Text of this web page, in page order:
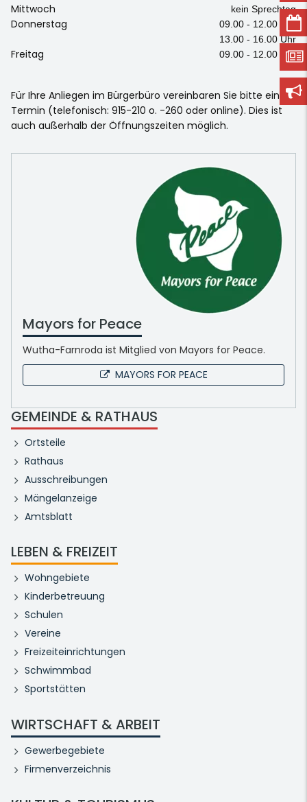
Mittwoch kein Sprechtag
Donnerstag
09.00 - 12.00 Uhr
13.00 - 16.00 Uhr
Freitag 09.00 - 12.00 Uhr
Für Ihre Anliegen im Bürgerbüro vereinbaren Sie bitte einen
Termin (telefonisch: 915-210 o. -260 oder online). Dies ist
auch außerhalb der Öffnungszeiten möglich.
Mayors for Peace
Wutha-Farnroda ist Mitglied von Mayors for Peace.
MAYORS FOR PEACE
GEMEINDE & RATHAUS
Ortsteile
Rathaus
Ausschreibungen
Mängelanzeige
Amtsblatt
LEBEN & FREIZEIT
Wohngebiete
Kinderbetreuung
Schulen
Vereine
Freizeiteinrichtungen
Schwimmbad
Sportstätten
WIRTSCHAFT & ARBEIT
Gewerbegebiete
Firmenverzeichnis